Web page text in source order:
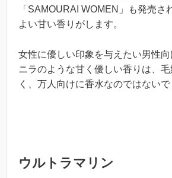
「SAMOURAI WOMEN」も発売さ
よい甘い香りがします。
女性に優しい印象を与えたい男性
ニラのような甘く優しい香りは、
く、万人向けに香水なのではないで
ウルトラマリン